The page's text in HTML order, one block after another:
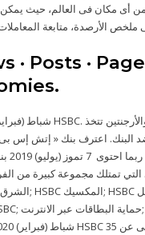
أى مكان فى العالم، حيث يمكن
ملخص الأرصدة، متابعة
· Posts ·
ضد البنك. اعترف بنك « إتش إس
الخاص